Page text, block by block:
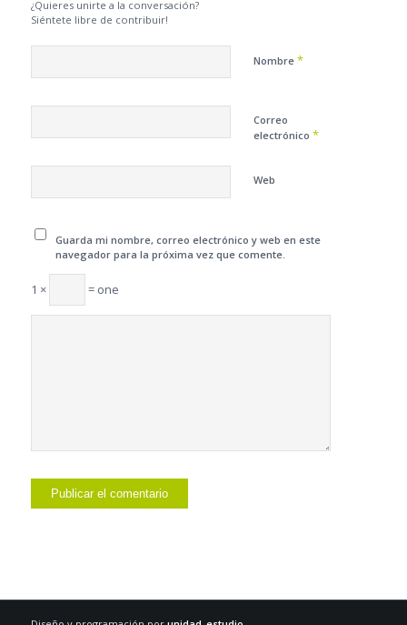
¿Quieres unirte a la conversación?
Siéntete libre de contribuir!
Nombre *
Correo
electrónico *
Web
Guarda mi nombre, correo electrónico y web en este
navegador para la próxima vez que comente.
1 × = one